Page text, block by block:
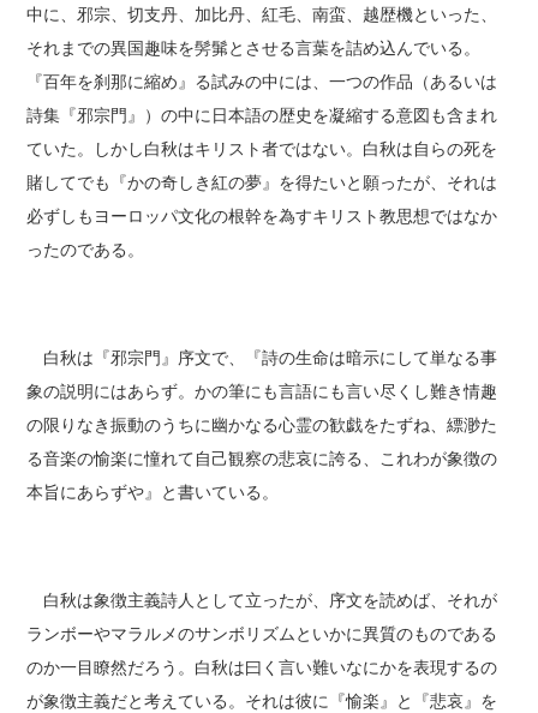
中に、邪宗、切支丹、加比丹、紅毛、南蛮、越歴機といった、
それまでの異国趣味を髣髴とさせる言葉を詰め込んでいる。
『百年を刹那に縮め』る試みの中には、一つの作品（あるいは
詩集『邪宗門』）の中に日本語の歴史を凝縮する意図も含まれ
ていた。しかし白秋はキリスト者ではない。白秋は自らの死を
賭してでも『かの奇しき紅の夢』を得たいと願ったが、それは
必ずしもヨーロッパ文化の根幹を為すキリスト教思想ではなか
ったのである。
白秋は『邪宗門』序文で、『詩の生命は暗示にして単なる事
象の説明にはあらず。かの筆にも言語にも言い尽くし難き情趣
の限りなき振動のうちに幽かなる心霊の歓戯をたずね、縹渺た
る音楽の愉楽に憧れて自己観察の悲哀に誇る、これわが象徴の
本旨にあらずや』と書いている。
白秋は象徴主義詩人として立ったが、序文を読めば、それが
ランボーやマラルメのサンボリズムといかに異質のものである
のか一目瞭然だろう。白秋は曰く言い難いなにかを表現するの
が象徴主義だと考えている。それは彼に『愉楽』と『悲哀』を